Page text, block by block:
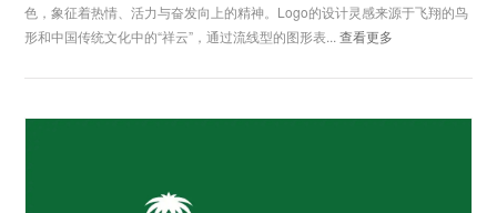
色，象征着热情、活力与奋发向上的精神。Logo的设计灵感来源于飞翔的鸟
形和中国传统文化中的“祥云”，通过流线型的图形表...查看更多